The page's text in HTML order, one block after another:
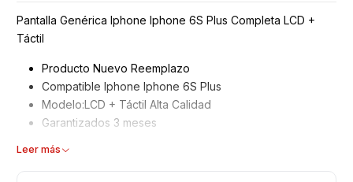
Pantalla Genérica Iphone Iphone 6S Plus Completa LCD +
Táctil
Producto Nuevo Reemplazo
Compatible Iphone Iphone 6S Plus
Modelo:LCD + Táctil Alta Calidad
Garantizados 3 meses
Características
Leer más